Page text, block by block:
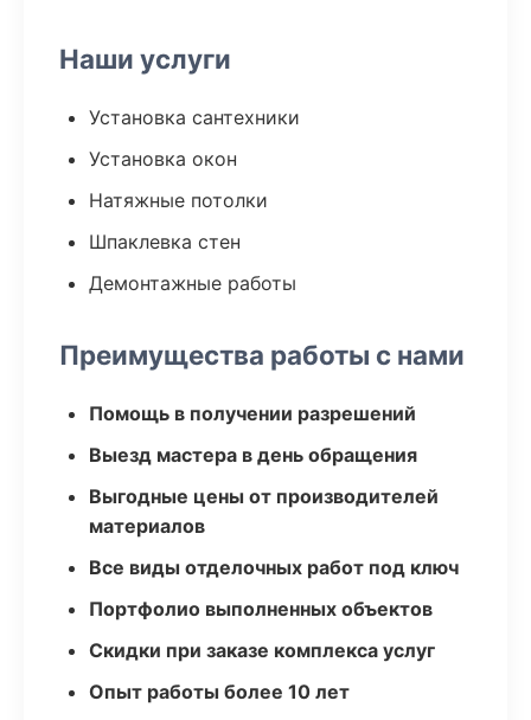
Наши услуги
Установка сантехники
Установка окон
Натяжные потолки
Шпаклевка стен
Демонтажные работы
Преимущества работы с нами
Помощь в получении разрешений
Выезд мастера в день обращения
Выгодные цены от производителей
материалов
Все виды отделочных работ под ключ
Портфолио выполненных объектов
Скидки при заказе комплекса услуг
Опыт работы более 10 лет